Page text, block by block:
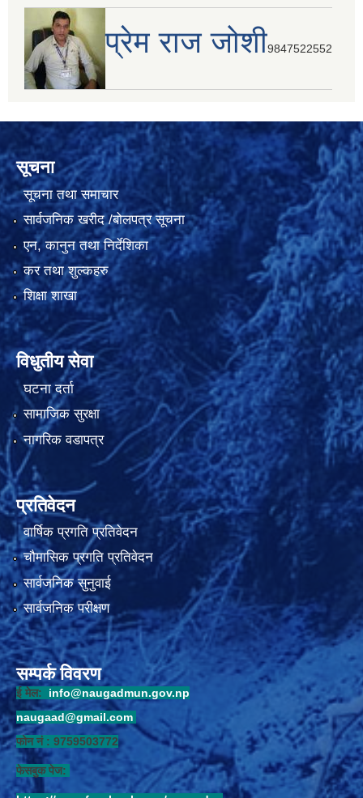
प्रेम राज जोशी9847522552
सूचना
सूचना तथा समाचार
सार्वजनिक खरीद /बोलपत्र सूचना
एन, कानुन तथा निर्देशिका
कर तथा शुल्कहरु
शिक्षा शाखा
विधुतीय सेवा
घटना दर्ता
सामाजिक सुरक्षा
नागरिक वडापत्र
प्रतिवेदन
वार्षिक प्रगति प्रतिवेदन
चौमासिक प्रगति प्रतिवेदन
सार्वजनिक सुनुवाई
सार्वजनिक परीक्षण
सम्पर्क विवरण
ई मेल: info@naugadmun.gov.np
naugaad@gmail.com
फोन नं : 9759503772
फेसबुक पेज: